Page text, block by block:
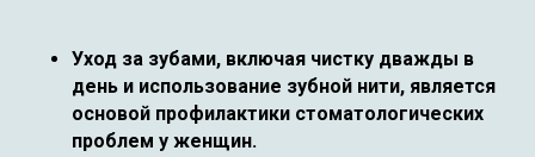
Уход за зубами, включая чистку дважды в
день и использование зубной нити, является
основой профилактики стоматологических
проблем у женщин.